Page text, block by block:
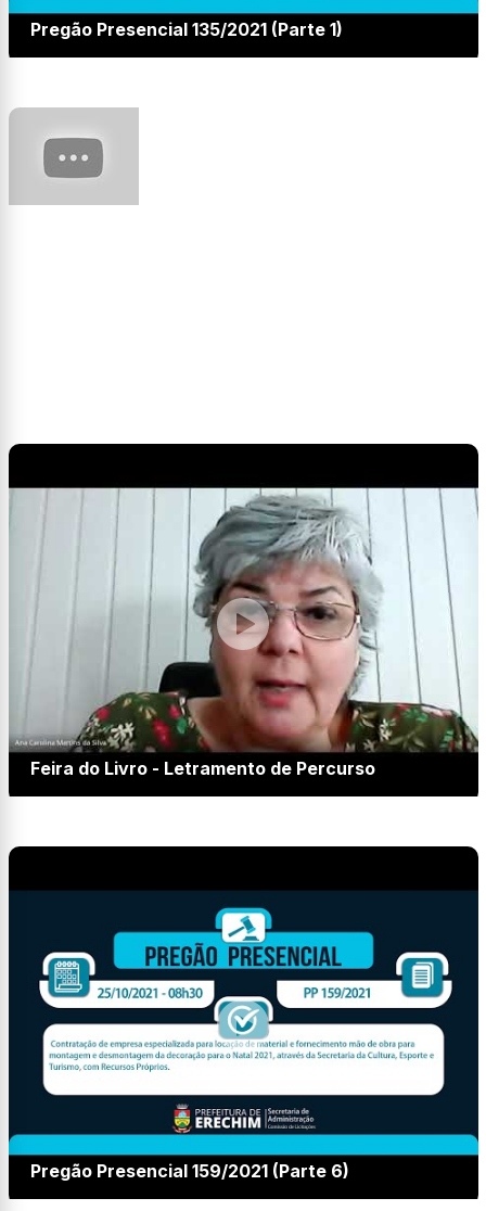
Pregão Presencial 135/2021 (Parte 1)
Feira do Livro - Letramento de Percurso
Pregão Presencial 159/2021 (Parte 6)